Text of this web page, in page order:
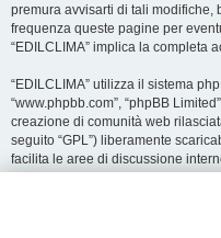
premura avvisarti di tali modifiche,
frequenza queste pagine per
“EDILCLIMA” implica la completa
“EDILCLIMA” utilizza il sistema
“www.phpbb.com”, “phpBB
creazione di comunità web
seguito “GPL”) liberamente
facilita le aree di discussione
contenuti e della gestione. Per